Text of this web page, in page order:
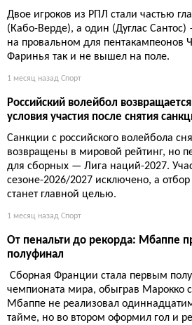
Двое игроков из РПЛ стали частью
(Кабо-Верде), а один (Дуглас
на провальном для пентакампеонов
Фаринья так и не вышел на поле.
1 месяц назад Спорт
Российский волейбол
условия участия после снятия
Санкции с российского волейбола
возвращены в мировой рейтинг, но
для сборных — Лига наций-2027.
сезоне-2026/2027 исключено, а
станет главной целью.
1 месяц назад Спорт
От пенальти до рекорда: Мбаппе
полуфинал
Сборная Франции стала первым
чемпионата мира, обыграв Марокко
Мбаппе не реализовал
тайме, но во втором оформил гол и